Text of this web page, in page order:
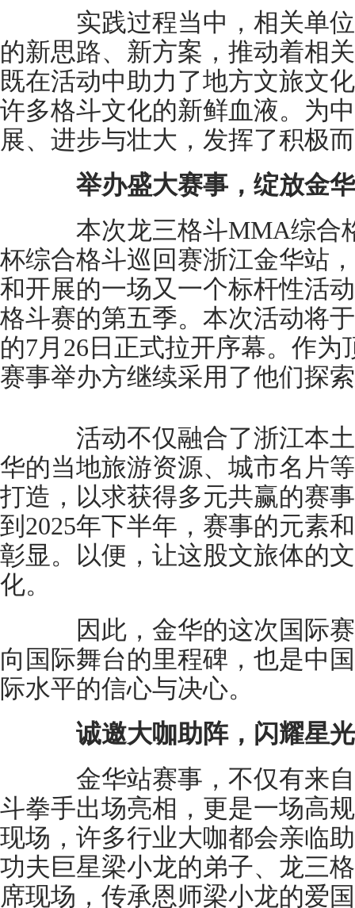
实践过程当中，相关单位
的新思路、新方案，推动着相
既在活动中助力了地方文旅文
许多格斗文化的新鲜血液。为
展、进步与壮大，发挥了积极
举办盛大赛事，绽放金
本次龙三格斗MMA综合
杯综合格斗巡回赛浙江金华站
和开展的一场又一个标杆性活
格斗赛的第五季。本次活动将
的7月26日正式拉开序幕。作
赛事举办方继续采用了他们探
活动不仅融合了浙江本土
华的当地旅游资源、城市名片
打造，以求获得多元共赢的赛
到2025年下半年，赛事的元素
彰显。以便，让这股文旅体的
化。
因此，金华的这次国际赛
向国际舞台的里程碑，也是中
际水平的信心与决心。
诚邀大咖助阵，闪耀星
金华站赛事，不仅有来自
斗拳手出场亮相，更是一场高
现场，许多行业大咖都会亲临
功夫巨星梁小龙的弟子、龙三
席现场，传承恩师梁小龙的爱